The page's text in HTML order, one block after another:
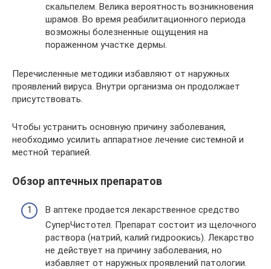
скальпелем. Велика вероятность возникновения
шрамов. Во время реабилитационного периода
возможны болезненные ощущения на
пораженном участке дермы.
Перечисленные методики избавляют от наружных
проявлений вируса. Внутри организма он продолжает
присутствовать.
Чтобы устранить основную причину заболевания,
необходимо усилить аппаратное лечение системной и
местной терапией.
Обзор аптечных препаратов
В аптеке продается лекарственное средство
СуперЧистотел. Препарат состоит из щелочного
раствора (натрий, калий гидроокись). Лекарство
не действует на причину заболевания, но
избавляет от наружных проявлений патологии.